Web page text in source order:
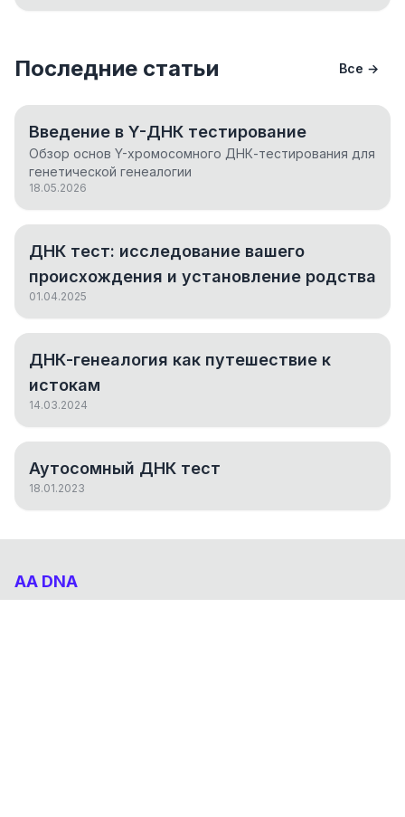
Последние статьи Все →
Введение в Y-ДНК тестирование
Обзор основ Y-хромосомного ДНК-тестирования для
генетической генеалогии
18.05.2026
ДНК тест: исследование вашего
происхождения и установление родства
01.04.2025
ДНК-генеалогия как путешествие к
истокам
14.03.2024
Аутосомный ДНК тест
18.01.2023
AA DNA